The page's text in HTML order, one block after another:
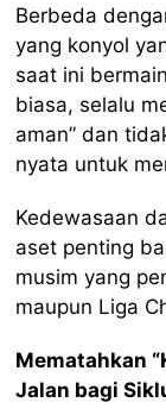
Berbeda
yang konyol
saat ini
biasa, selalu
aman” dan
nyata untuk
Kedewasaan
aset penting
musim yang
maupun Liga
Mematahkan
Jalan bagi